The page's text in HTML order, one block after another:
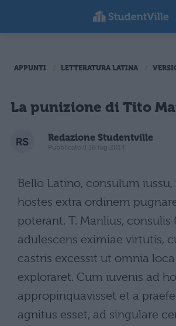
APPUNTI LETTERATURA LATINA
La punizione di Tito
Redazione Studentville
Pubblicato il 18 lug 2014
Bello Latino, consulum
hostes extra ordinem
poterant. T. Manlius, consulis
adulescens eximiae virtutis,
castris excessit ut omnia
exploraret. Cum iuvenis ad
appropinquavisset et a
agnitus esset, ad singulare